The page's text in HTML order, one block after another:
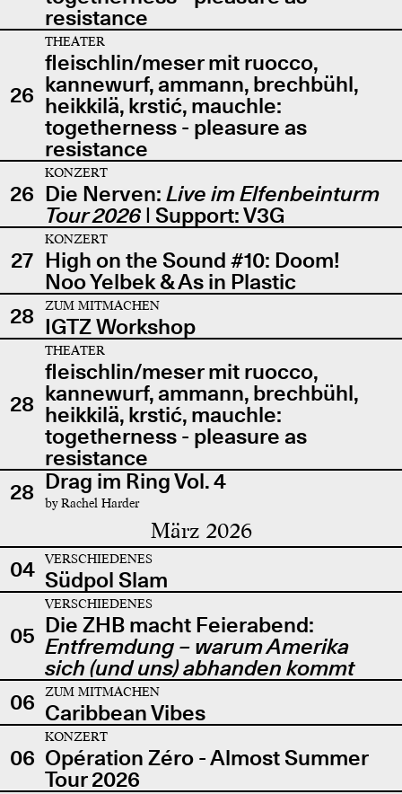
resistance
26
THEATER
fleischlin/meser mit ruocco,
kannewurf, ammann, brechbühl,
heikkilä, krstić, mauchle:
togetherness - pleasure as
resistance
26
KONZERT
Die Nerven: Live im Elfenbeinturm
Tour 2026| Support: V3G
27
KONZERT
High on the Sound #10: Doom!
Noo Yelbek & As in Plastic
28
ZUM MITMACHEN
IGTZ Workshop
28
THEATER
fleischlin/meser mit ruocco,
kannewurf, ammann, brechbühl,
heikkilä, krstić, mauchle:
togetherness - pleasure as
resistance
28 Drag im Ring Vol. 4
by Rachel Harder
März 2026
04 VERSCHIEDENES
Südpol Slam
05
VERSCHIEDENES
Die ZHB macht Feierabend:
Entfremdung – warum Amerika
sich (und uns) abhanden kommt
06
ZUM MITMACHEN
Caribbean Vibes
06
KONZERT
Opération Zéro - Almost Summer
Tour 2026